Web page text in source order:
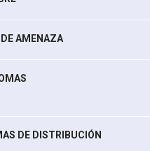
AMENAZA
DE DISTRIBUCIÓN